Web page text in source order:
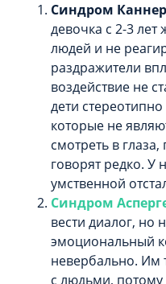
Синдром
девочка с 2-3 лет
людей и не
раздражители
воздействие не
дети
которые не
смотреть в
говорят редко. У
умственной
Синдром
вести диалог, но
эмоциональный
невербально. Им
с людьми, потому